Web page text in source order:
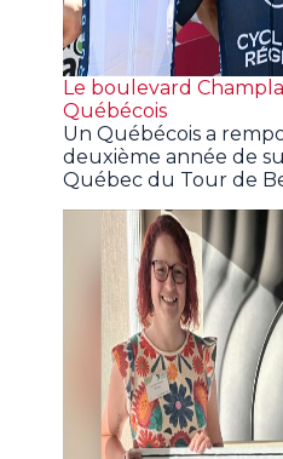
Le boulevard
Québécois
Un Québécois a
deuxième année de
Québec du Tour de